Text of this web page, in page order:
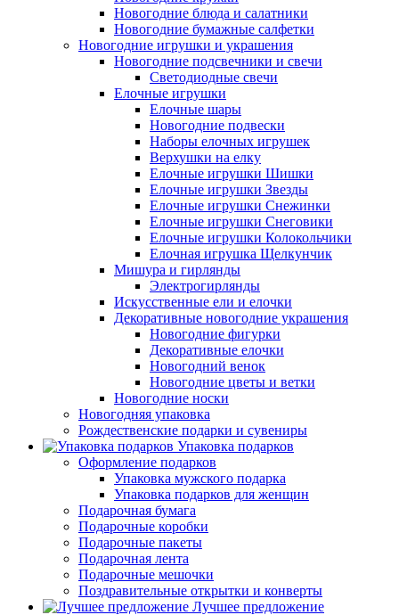
Новогодние блюда и салатники
Новогодние бумажные салфетки
Новогодние игрушки и украшения
Новогодние подсвечники и свечи
Светодиодные свечи
Елочные игрушки
Елочные шары
Новогодние подвески
Наборы елочных игрушек
Верхушки на елку
Елочные игрушки Шишки
Елочные игрушки Звезды
Елочные игрушки Снежинки
Елочные игрушки Снеговики
Елочные игрушки Колокольчики
Елочная игрушка Щелкунчик
Мишура и гирлянды
Электрогирлянды
Искусственные ели и елочки
Декоративные новогодние украшения
Новогодние фигурки
Декоративные елочки
Новогодний венок
Новогодние цветы и ветки
Новогодние носки
Новогодняя упаковка
Рождественские подарки и сувениры
Упаковка подарков
Оформление подарков
Упаковка мужского подарка
Упаковка подарков для женщин
Подарочная бумага
Подарочные коробки
Подарочные пакеты
Подарочная лента
Подарочные мешочки
Поздравительные открытки и конверты
Лучшее предложение